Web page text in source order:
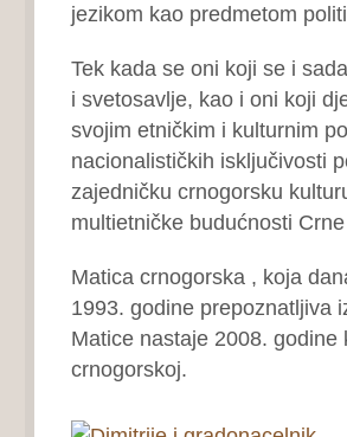
jezikom kao predmetom
Tek kada se oni koji se i
i svetosavlje, kao i oni koji
svojim etničkim i kulturnim
nacionalističkih isključivosti
zajedničku crnogorsku
multietničke budućnosti
Matica crnogorska , koja
1993. godine prepoznatljiva
Matice nastaje 2008.
crnogorskoj.